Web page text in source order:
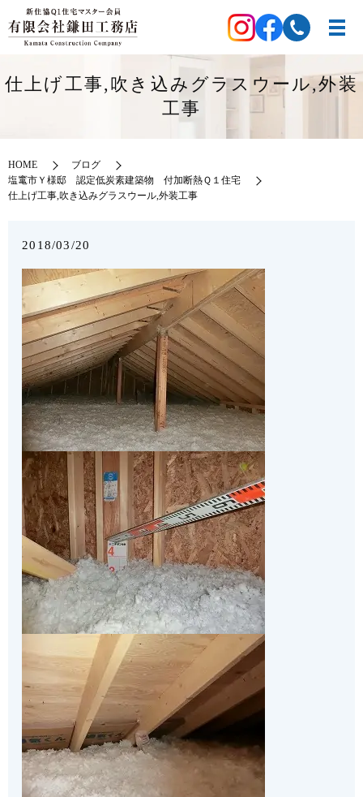
仕上げ工事,吹き込みグラスウール,外装
工事
HOME
ブログ
塩竃市Ｙ様邸 認定低炭素建築物 付加断熱Ｑ１住宅
仕上げ工事,吹き込みグラスウール,外装工事
2018/03/20